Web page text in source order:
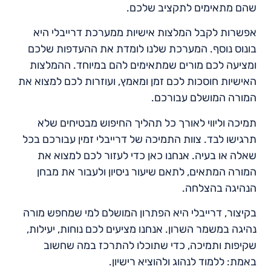
שהם מתאימים לתקציב שלכם.
אפשרות לקבל המלצות אישיות ממערכת דרייבלי היא
בונוס נוסף. המערכת שלנו לומדת את ההעדפות שלכם
ומציעה לכם מורים שמתאימים להם במיוחד. ההמלצות
האישיות חוסכות לכם זמן ומאמץ, ועוזרות לכם למצוא את
המורה המושלם עבורכם.
תמיכה וליווי לאורך כל תהליך החיפוש מבטיחים שלא
תרגישו לבד. צוות התמיכה של דרייבלי זמין עבורכם בכל
שאלה או בעיה. אנחנו כאן כדי לעזור לכם למצוא את
המורה המתאים, לתאם שיעור ניסיון ולעבור את מבחן
הנהיגה בהצלחה.
בקיצור, דרייבלי היא הפתרון המושלם למי שמחפש מורה
נהיגה במשמר השרון. אנחנו מציעים לכם נוחות, יעילות,
שקיפות ותמיכה, כדי שתוכלו להתרכז במה שחשוב
באמת: ללמוד לנהוג ולהוציא רישיון.